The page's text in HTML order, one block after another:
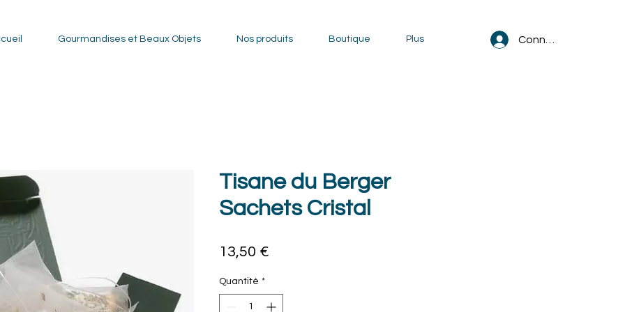
Gourmandises et Beaux Objets Nos produits Boutique Plus Connexion
Tisane du Berger
Sachets Cristal
13,50 €
Quantité *